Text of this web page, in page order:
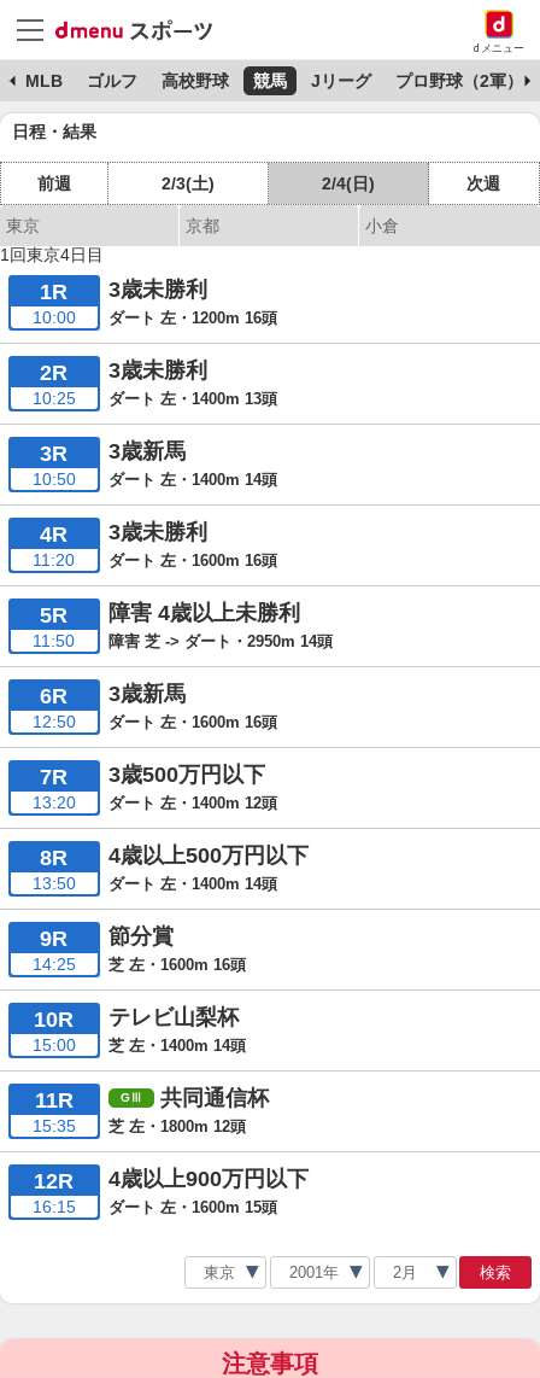
dメニュー
MLB ゴルフ 高校野球 競馬 Jリーグ プロ野球（2軍）
日程・結果
前週 2/3(土) 2/4(日) 次週
東京 京都
小倉
1回東京4日目
1R
10:00
3歳未勝利
ダート 左・1200m 16頭
2R
10:25
3歳未勝利
ダート 左・1400m 13頭
3R
10:50
3歳新馬
ダート 左・1400m 14頭
4R
11:20
3歳未勝利
ダート 左・1600m 16頭
5R
11:50
障害 4歳以上未勝利
障害 芝 -> ダート・2950m 14頭
6R
12:50
3歳新馬
ダート 左・1600m 16頭
7R
13:20
3歳500万円以下
ダート 左・1400m 12頭
8R
13:50
4歳以上500万円以下
ダート 左・1400m 14頭
9R
14:25
節分賞
芝 左・1600m 16頭
10R
15:00
テレビ山梨杯
芝 左・1400m 14頭
11R
15:35
共同通信杯
芝 左・1800m 12頭
12R
16:15
4歳以上900万円以下
ダート 左・1600m 15頭
検索
注意事項